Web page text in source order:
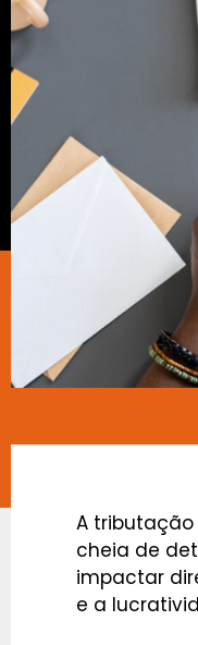
A tributação
cheia de
impactar
e a